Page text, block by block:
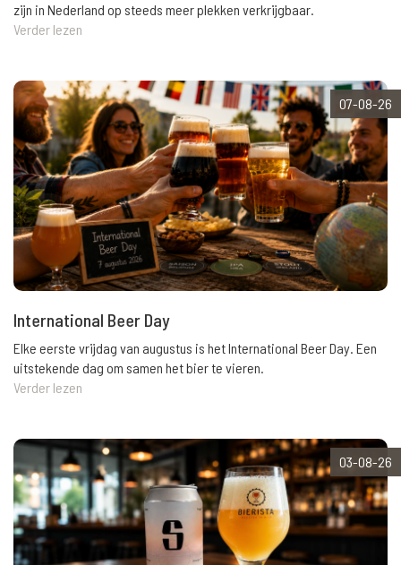
zijn in Nederland op steeds meer plekken verkrijgbaar.
Verder lezen
07-08-26
International Beer Day
Elke eerste vrijdag van augustus is het International Beer Day. Een
uitstekende dag om samen het bier te vieren.
Verder lezen
03-08-26